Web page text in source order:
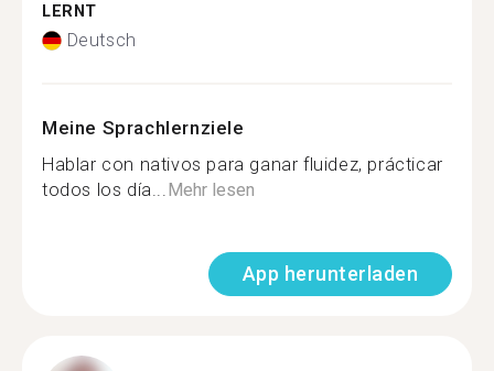
LERNT
Deutsch
Meine Sprachlernziele
Hablar con nativos para ganar fluidez, prácticar
todos los día...Mehr lesen
App herunterladen